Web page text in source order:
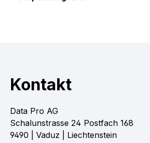
Kontakt
Data Pro AG
Schalunstrasse 24 Postfach 168
9490 | Vaduz | Liechtenstein